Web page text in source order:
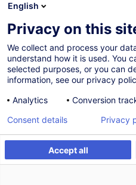
Être alerté
Sur demande
Formation
French / Français
012011
English
Privacy on this
We collect and process your
understand how it is used. You
selected purposes, or you can
information, see our privacy
Analytics
Conversion
Accept all
Consent details Privacy